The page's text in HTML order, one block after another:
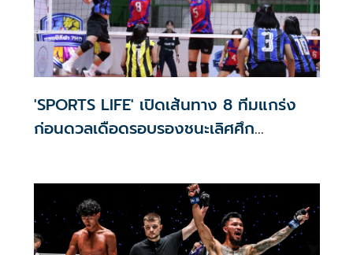
'SPORTS LIFE' เปิดเส้นทาง 8 ทีมแกร่ง
ก่อนดวลเดือดรอบรองชนะเลิศศึก